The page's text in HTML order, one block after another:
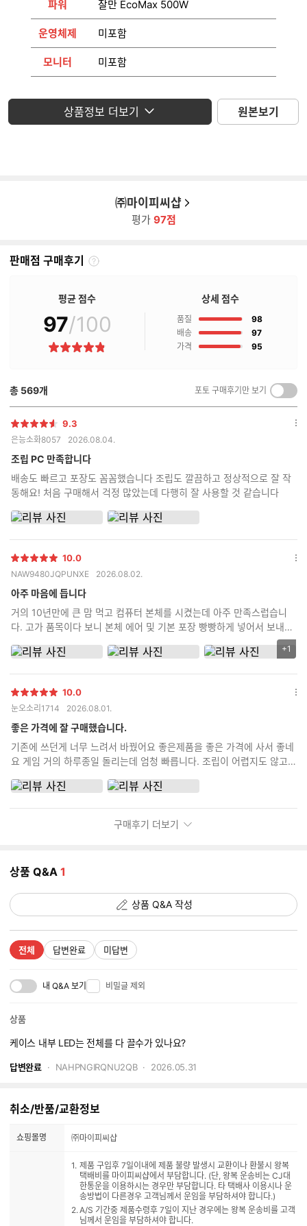
파워 잘만 EcoMax 500W
운영체제 미포함
모니터 미포함
상품정보 더보기 원본보기
㈜마이피씨샵
평가 97점
판매점 구매후기
판
매
후
기
평균 점수
97/100
별
상세 점수
품질 98점
배송
97점
가격
95점
총 569개 포토 구매후기만 보기
켜
기/
별
점
9.3
은능소화8057 2026.08.04.
조립 PC 만족합니다
배송도 빠르고 포장도 꼼꼼했습니다 조립도 깔끔하고 정상적으로 잘 작
동해요! 처음 구매해서 걱정 많았는데 다행히 잘 사용할 것 같습니다
옵
별
점
10.0
NAW9480JQPUNXE 2026.08.02.
아주 마음에 듭니다
거의 10년만에 큰 맘 먹고 컴퓨터 본체를 시켰는데 아주 만족스럽습니
다. 고가 품목이다 보니 본체 에어 및 기본 포장 빵빵하게 넣어서 보내주
비 포함 안하고 신청했는데 먼저 전화해서 조립 신청 안했는데 신청 안
다는 생각이 드네요
리
갯
수
+1
옵
별
점
10.0
눈오소리1714 2026.08.01.
좋은 가격에 잘 구매했습니다.
기존에 쓰던게 너무 느려서 바꿨어요 좋은제품을 좋은 가격에 사서 좋네
요 게임 거의 하루종일 돌리는데 엄청 빠릅니다. 조립이 어렵지도 않고
옵
구매후기 더보기
상품 Q&A 1
상품 Q&A 작성
전체 답변완료 미답변
내 Q&A 보기 비밀글 제외
상품
케이스 내부 LED는 전체를 다 끌수가 있나요?
답변완료 NAHPNGIRQNU2QB 2026.05.31
취소/반품/교환정보
쇼핑몰명 ㈜마이피씨샵
제품 구입후 7일이내에 제품 불량 발생시 교환이나 환불시 왕복
택배비를 마이피씨샵에서 부담합니다. (단, 왕복 운송비는 CJ대
한통운을 이용하시는 경우만 부담합니다. 타 택배사 이용시나 운
송방법이 다른경우 고객님께서 운임을 부담하셔야 합니다.)
A/S 기간중 제품수령후 7일이 지난 경우에는 왕복 운송비를 고객
님께서 운임을 부담하셔야 합니다.